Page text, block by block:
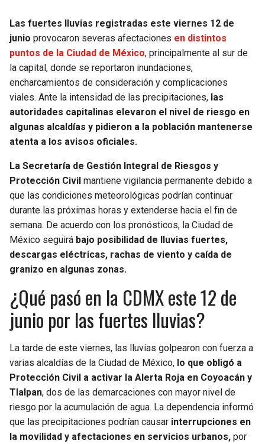
VIKINGS
FALCONS
PANTHERS
SAINTS
BUCCANEERS
THUNDER
TRAIL BLAZERS
JAZZ
Las fuertes lluvias registradas este viernes 12 de
junio provocaron severas afectaciones en distintos
puntos de la Ciudad de México, principalmente al sur de
la capital, donde se reportaron inundaciones,
encharcamientos de consideración y complicaciones
viales. Ante la intensidad de las precipitaciones, las
autoridades capitalinas elevaron el nivel de riesgo en
algunas alcaldías y pidieron a la población mantenerse
atenta a los avisos oficiales.
La Secretaría de Gestión Integral de Riesgos y
Protección Civil mantiene vigilancia permanente debido a
que las condiciones meteorológicas podrían continuar
durante las próximas horas y extenderse hacia el fin de
semana. De acuerdo con los pronósticos, la Ciudad de
México seguirá bajo posibilidad de lluvias fuertes,
descargas eléctricas, rachas de viento y caída de
granizo en algunas zonas.
¿Qué pasó en la CDMX este 12 de
junio por las fuertes lluvias?
La tarde de este viernes, las lluvias golpearon con fuerza a
varias alcaldías de la Ciudad de México, lo que obligó a
Protección Civil a activar la Alerta Roja en Coyoacán y
Tlalpan, dos de las demarcaciones con mayor nivel de
riesgo por la acumulación de agua. La dependencia informó
que las precipitaciones podrían causar interrupciones en
la movilidad y afectaciones en servicios urbanos, por